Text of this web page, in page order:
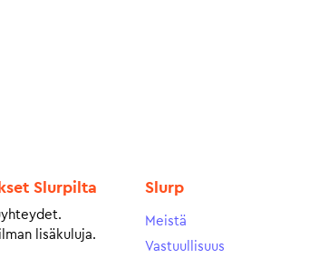
Slurpilta
lisäkuluja.
Slurp
Meistä
Vastuullisuus